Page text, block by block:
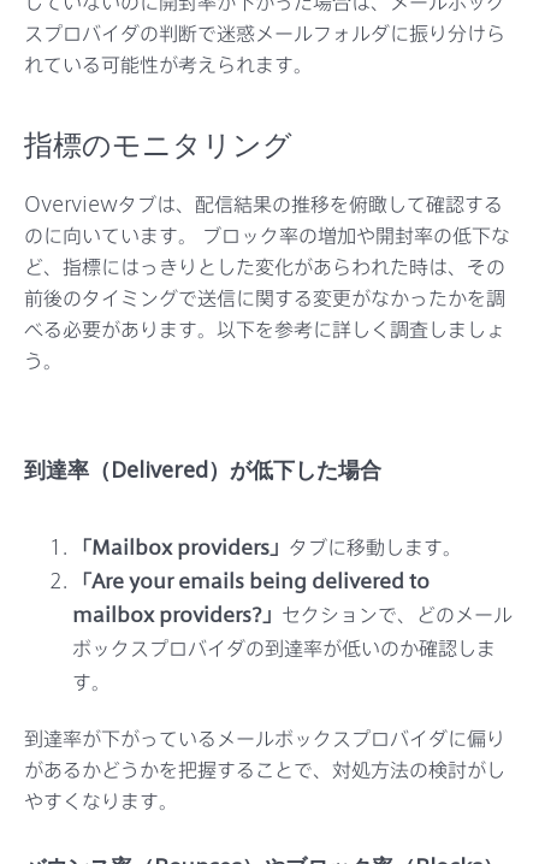
スプロバイダの判断で迷惑メールフォルダに振り分けら
れている可能性が考えられます。
指標のモニタリング
Overviewタブは、配信結果の推移を俯瞰して確認する
のに向いています。 ブロック率の増加や開封率の低下な
ど、指標にはっきりとした変化があらわれた時は、その
前後のタイミングで送信に関する変更がなかったかを調
べる必要があります。以下を参考に詳しく調査しましょ
う。
到達率（Delivered）が低下した場合
「Mailbox providers」 タブに移動します。
「Are your emails being delivered to
mailbox providers?」 セクションで、どのメール
ボックスプロバイダの到達率が低いのか確認しま
す。
到達率が下がっているメールボックスプロバイダに偏り
があるかどうかを把握することで、対処方法の検討がし
やすくなります。